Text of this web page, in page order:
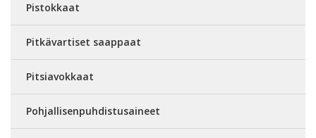
Pistokkaat
Pitkävartiset saappaat
Pitsiavokkaat
Pohjallisenpuhdistusaineet